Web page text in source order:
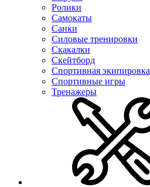
Ролики
Самокаты
Санки
Силовые тренировки
Скакалки
Скейтборд
Спортивная экипировка
Спортивные игры
Тренажеры